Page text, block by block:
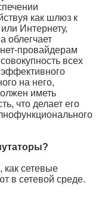
как шлюз к
Интернету,
облегчает
провайдерам
всех
на него,
иметь
что делает его
как сетевые
в сетевой среде.